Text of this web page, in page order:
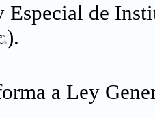
de
).
a Ley